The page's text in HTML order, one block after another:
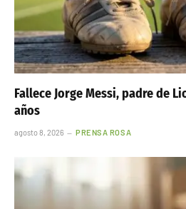
Fallece Jorge Messi, padre de
años
agosto 8, 2026 PRENSA ROSA